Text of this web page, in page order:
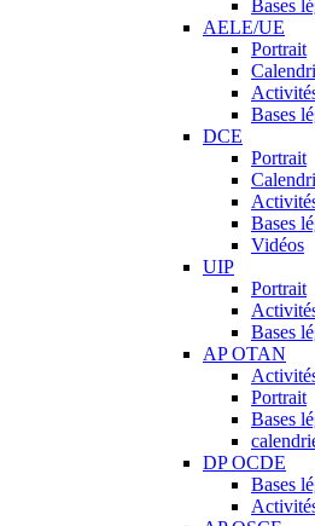
Bases
AELE/UE
Portrait
Bases
DCE
Portrait
Bases
Vidéos
UIP
Portrait
Bases
AP OTAN
Portrait
Bases
DP OCDE
Bases